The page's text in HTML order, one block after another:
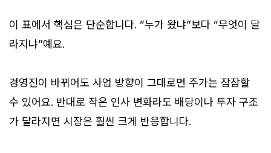
이 표에서 핵심은 단순합니다. “누가 왔냐”보다 “무엇이 달
라지냐”예요.
경영진이 바뀌어도 사업 방향이 그대로면 주가는 잠잠할
수 있어요. 반대로 작은 인사 변화라도 배당이나 투자 구조
가 달라지면 시장은 훨씬 크게 반응합니다.